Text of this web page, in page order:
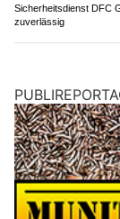
Sicherheitsdienst DFC
zuverlässig